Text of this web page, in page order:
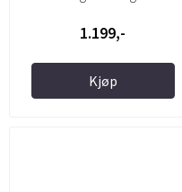
1.199,-
Kjøp